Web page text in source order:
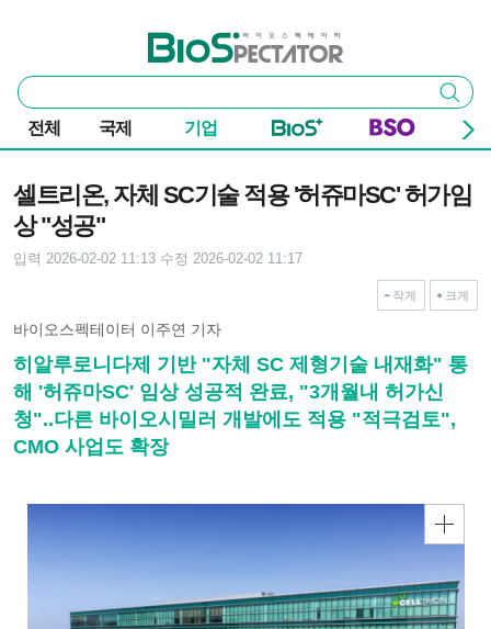
바이오스펙테이터
통
합
검
색
검색
전체 국제 기업
셀트리온, 자체 SC기술 적용 '허쥬마SC' 허가임
상 "성공"
입력 2026-02-02 11:13 수정 2026-02-02 11:17
작게 크게
바이오스펙테이터 이주연 기자
히알루로니다제 기반 "자체 SC 제형기술 내재화" 통
해 '허쥬마SC' 임상 성공적 완료, "3개월내 허가신
청"..다른 바이오시밀러 개발에도 적용 "적극검토",
CMO 사업도 확장